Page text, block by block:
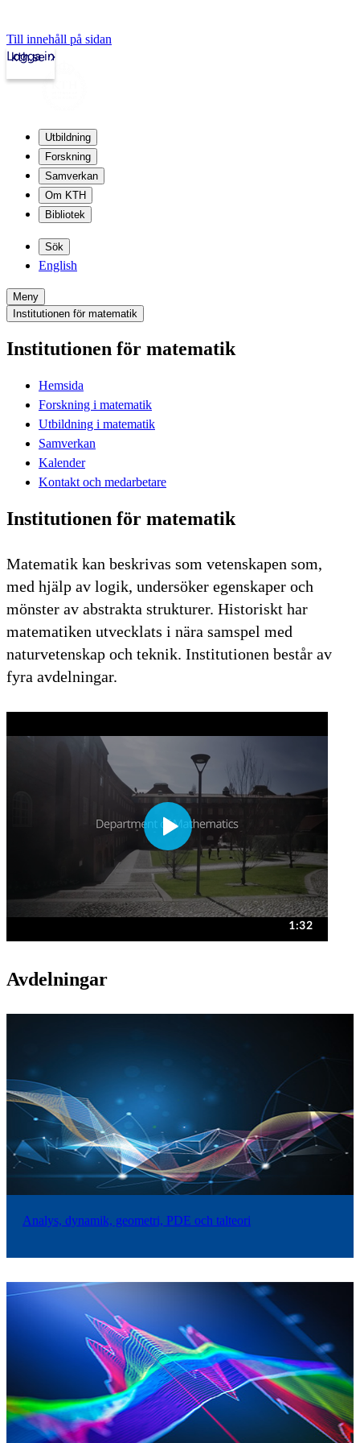
Till innehåll på sidan
kth.se
Logga in
Utbildning
Forskning
Samverkan
Om KTH
Bibliotek
Sök
English
Meny
Institutionen för matematik
Institutionen för matematik
Hemsida
Forskning i matematik
Utbildning i matematik
Samverkan
Kalender
Kontakt och medarbetare
Institutionen för matematik
Matematik kan beskrivas som vetenskapen som,
med hjälp av logik, undersöker egenskaper och
mönster av abstrakta strukturer. Historiskt har
matematiken utvecklats i nära samspel med
naturvetenskap och teknik. Institutionen består av
fyra avdelningar.
Avdelningar
Analys, dynamik, geometri, PDE och talteori